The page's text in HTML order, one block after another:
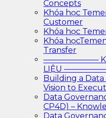
Concepts
Khóa học
Customer
Khóa học
Khóa
Transfer
———————
LIỆU
Building a
Vision to
Data
CP4D) –
Data